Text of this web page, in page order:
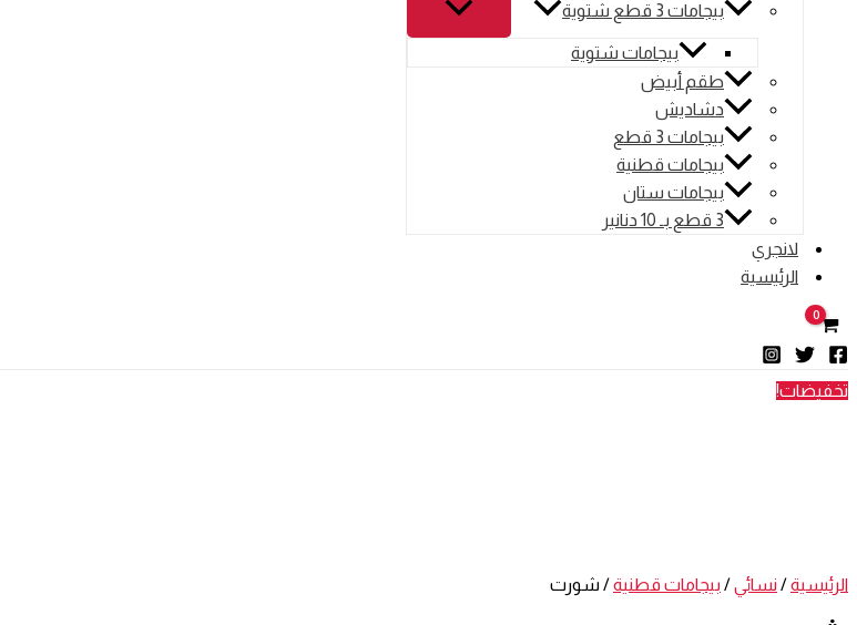
بيجامات 3 قطع شتوية
بيجامات شتوية
طقم أبيض
دشاديش
بيجامات 3 قطع
بيجامات قطنية
بيجامات ستان
3 قطع بـ 10 دنانير
لانجري
الرئيسية
تخفيضات!
الرئيسية/ نسائي/ بيجامات قطنية/ شورت